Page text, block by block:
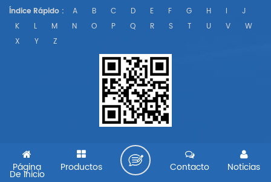
Índice Rápido :
A B C D E F G H I
J
K
L M N O P Q R S T U V
W
X
Y Z
Página
De Inicio
Productos Noticias
Contacto